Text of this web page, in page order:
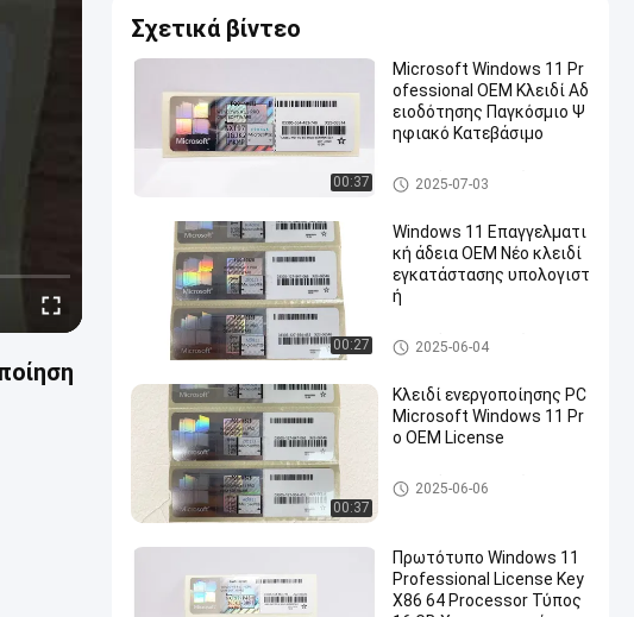
Σχετικά βίντεο
00:37
Microsoft Windows 11 Pr
ofessional OEM Κλειδί Αδ
ειοδότησης Παγκόσμιο Ψ
ηφιακό Κατεβάσιμο
Αυτοκόλλητη ετικέττα αδει
ών COA
2025-07-03
00:27
Windows 11 Επαγγελματι
κή άδεια OEM Νέο κλειδί
εγκατάστασης υπολογιστ
ή
Αυτοκόλλητη ετικέττα αδει
ών COA
2025-06-04
00:37
Κλειδί ενεργοποίησης PC
Microsoft Windows 11 Pr
o OEM License
Αυτοκόλλητη ετικέττα αδει
ών COA
2025-06-06
Πρωτότυπο Windows 11
Professional License Key
X86 64 Processor Τύπος